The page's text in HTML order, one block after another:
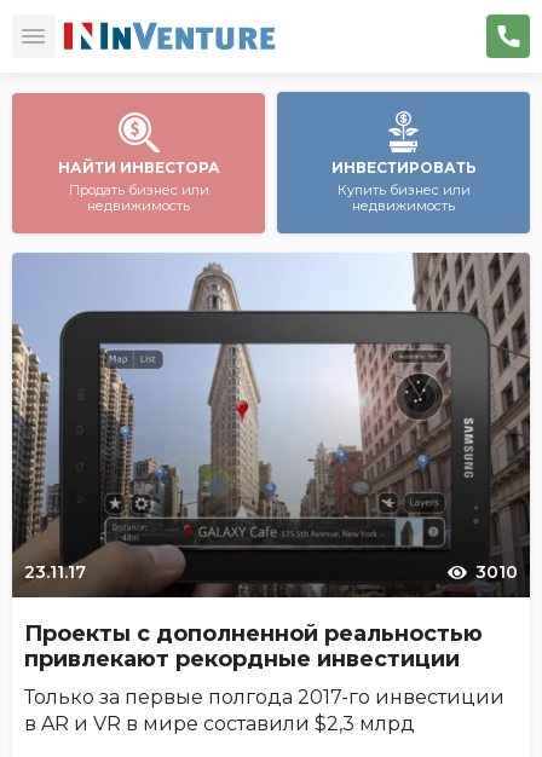
НАЙТИ ИНВЕСТОРА
Продать бизнес или
недвижимость
ИНВЕСТИРОВАТЬ
Купить бизнес или
недвижимость
23.11.17 3010
Проекты с дополненной реальностью
привлекают рекордные инвестиции
Только за первые полгода 2017-го инвестиции
в AR и VR в мире составили $2,3 млрд